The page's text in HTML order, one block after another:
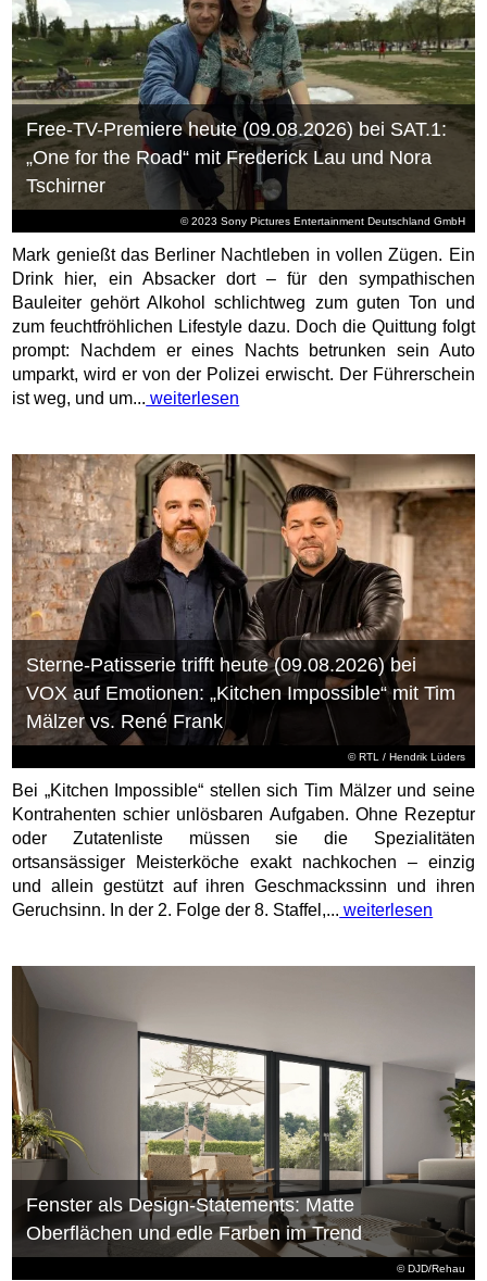
© 2023 Sony Pictures Entertainment Deutschland GmbH
Free-TV-Premiere heute (09.08.2026) bei SAT.1:
„One for the Road“ mit Frederick Lau und Nora
Tschirner
Mark genießt das Berliner Nachtleben in vollen Zügen. Ein
Drink hier, ein Absacker dort – für den sympathischen
Bauleiter gehört Alkohol schlichtweg zum guten Ton und
zum feuchtfröhlichen Lifestyle dazu. Doch die Quittung folgt
prompt: Nachdem er eines Nachts betrunken sein Auto
umparkt, wird er von der Polizei erwischt. Der Führerschein
ist weg, und um... weiterlesen
©RTL / Hendrik Lüders
Sterne-Patisserie trifft heute (09.08.2026) bei
VOX auf Emotionen: „Kitchen Impossible“ mit Tim
Mälzer vs. René Frank
Bei „Kitchen Impossible“ stellen sich Tim Mälzer und seine
Kontrahenten schier unlösbaren Aufgaben. Ohne Rezeptur
oder Zutatenliste müssen sie die Spezialitäten
ortsansässiger Meisterköche exakt nachkochen – einzig
und allein gestützt auf ihren Geschmackssinn und ihren
Geruchsinn. In der 2. Folge der 8. Staffel,... weiterlesen
© DJD/Rehau
Fenster als Design-Statements: Matte
Oberflächen und edle Farben im Trend